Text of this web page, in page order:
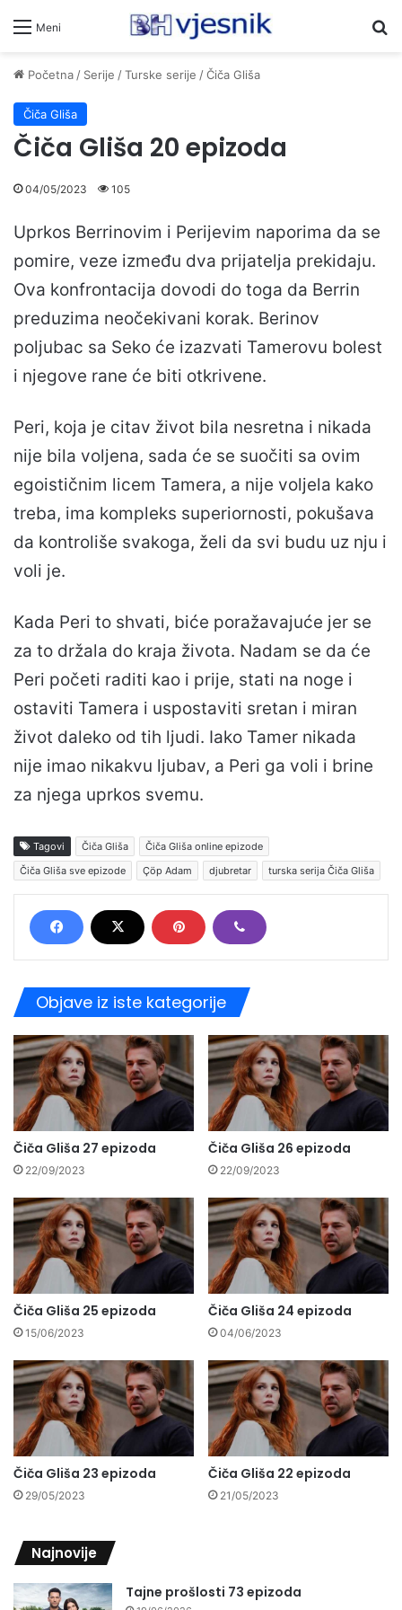
Meni
Početna/ Serije /Turske serije /Čiča Gliša
Čiča Gliša
Čiča Gliša 20 epizoda
04/05/2023 105
Uprkos Berrinovim i Perijevim naporima da se
pomire, veze između dva prijatelja prekidaju.
Ova konfrontacija dovodi do toga da Berrin
preduzima neočekivani korak. Berinov
poljubac sa Seko će izazvati Tamerovu bolest
i njegove rane će biti otkrivene.
Peri, koja je citav život bila nesretna i nikada
nije bila voljena, sada će se suočiti sa ovim
egoističnim licem Tamera, a nije voljela kako
treba, ima kompleks superiornosti, pokušava
da kontroliše svakoga, želi da svi budu uz nju i
voli je.
Kada Peri to shvati, biće poražavajuće jer se
za to držala do kraja života. Nadam se da će
Peri početi raditi kao i prije, stati na noge i
ostaviti Tamera i uspostaviti sretan i miran
život daleko od tih ljudi. Iako Tamer nikada
nije imao nikakvu ljubav, a Peri ga voli i brine
za njega uprkos svemu.
Tagovi Čiča Gliša
Čiča Gliša online epizode
Čiča Gliša sve epizode
Çöp Adam djubretar turska serija Čiča Gliša
Objave iz iste kategorije
Čiča Gliša 27 epizoda
22/09/2023
Čiča Gliša 26 epizoda
22/09/2023
Čiča Gliša 25 epizoda
15/06/2023
Čiča Gliša 24 epizoda
04/06/2023
Čiča Gliša 23 epizoda
29/05/2023
Čiča Gliša 22 epizoda
21/05/2023
Najnovije
Tajne prošlosti 73 epizoda